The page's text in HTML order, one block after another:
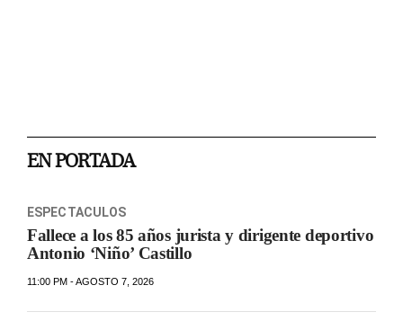
EN PORTADA
ESPECTACULOS
Fallece a los 85 años jurista y dirigente deportivo
Antonio ‘Niño’ Castillo
11:00 PM - AGOSTO 7, 2026